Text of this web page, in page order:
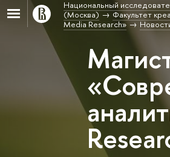
Национальный
(Москва)
Факультет
Media Research»